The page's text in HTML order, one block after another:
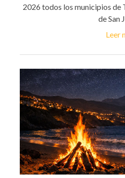
2026 todos los municipios de
de San
Leer